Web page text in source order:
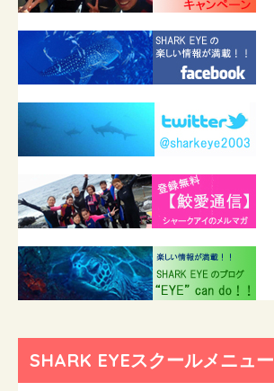
SHARK EYEスクールメニュー